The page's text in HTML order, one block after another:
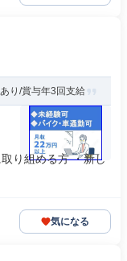
り/賞与年3回支給
り組める方 ・新し
気になる